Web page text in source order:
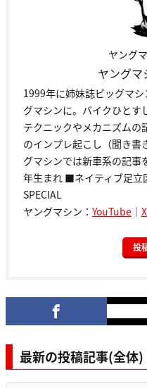
ヤング
ヤングマ
1999年に姉妹誌ビッグマ
グマシンに。バイクひとす
テクニックやメカニズムの
のインプレ起こし（聞き書
グマシンでは新車系の記
年生まれ ■ネイティブ足立
SPECIAL
ヤングマシン： YouTube ｜ X
投
最新の投稿記事(全体)